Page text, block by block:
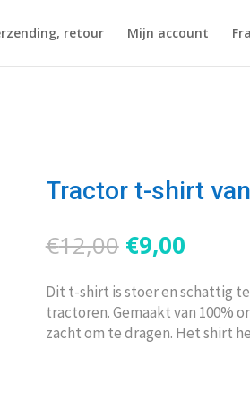
retour Mijn account
Tractor t-shirt
€12,00
prijs
was:
€12,00.
€9,00Huidige
is:
€9,00.
Dit t-shirt is stoer en schattig
tractoren. Gemaakt van 100%
zacht om te dragen. Het shirt